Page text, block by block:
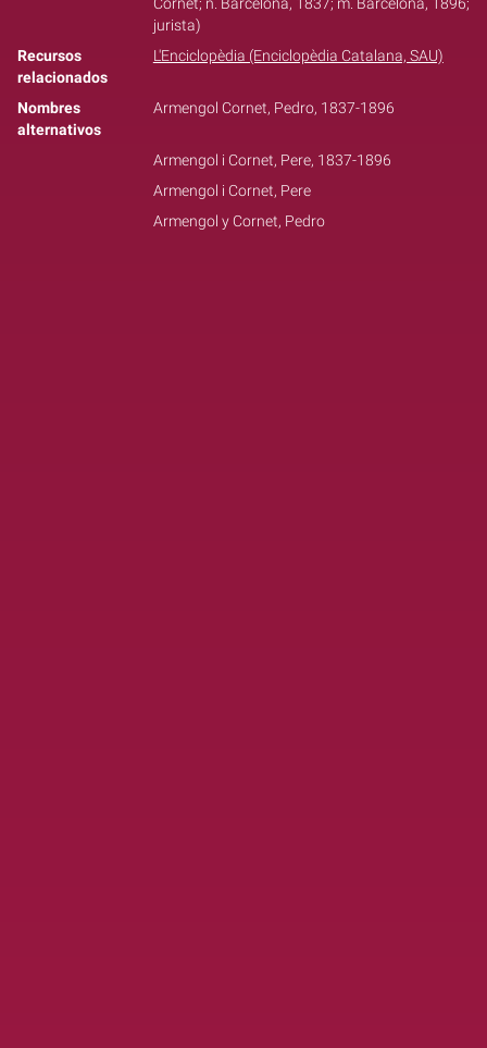
jurista)
Recursos
relacionados
L'Enciclopèdia (Enciclopèdia Catalana, SAU)
Nombres
alternativos
Armengol Cornet, Pedro, 1837-1896
Armengol i Cornet, Pere, 1837-1896
Armengol i Cornet, Pere
Armengol y Cornet, Pedro